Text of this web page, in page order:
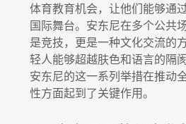
体育教育机会，让他们能够通
国际舞台。安东尼在多个公共
是竞技，更是一种文化交流的
轻人能够超越肤色和语言的隔
安东尼的这一系列举措在推动
性方面起到了关键作用。